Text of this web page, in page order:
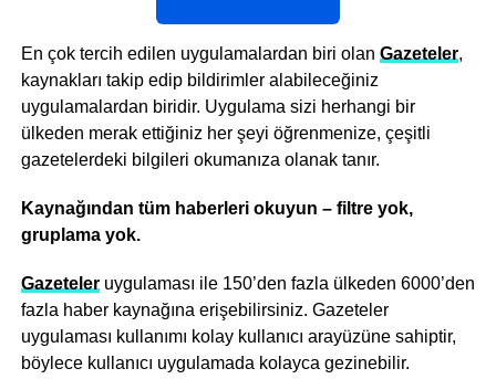
En çok tercih edilen uygulamalardan biri olan Gazeteler,
kaynakları takip edip bildirimler alabileceğiniz
uygulamalardan biridir. Uygulama sizi herhangi bir
ülkeden merak ettiğiniz her şeyi öğrenmenize, çeşitli
gazetelerdeki bilgileri okumanıza olanak tanır.
Kaynağından tüm haberleri okuyun – filtre yok,
gruplama yok.
Gazeteleruygulaması ile 150’den fazla ülkeden 6000’den
fazla haber kaynağına erişebilirsiniz. Gazeteler
uygulaması kullanımı kolay kullanıcı arayüzüne sahiptir,
böylece kullanıcı uygulamada kolayca gezinebilir.